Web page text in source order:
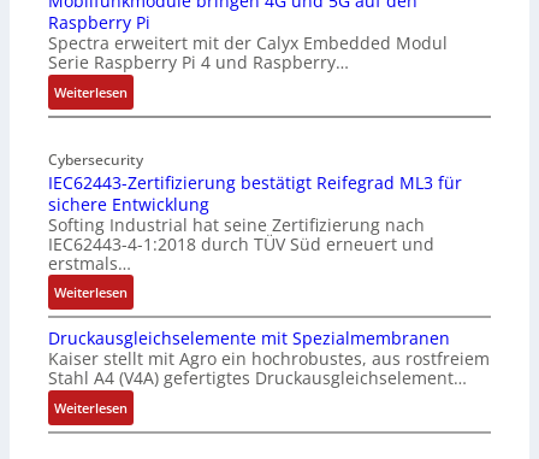
Z
o
l
l
-
n
d
u
s
t
r
i
e
-
P
C
l
ä
Raspberry Pi
Spectra erweitert mit der Calyx Embedded Modul
Serie Raspberry Pi 4 und Raspberry…
Weiterlesen:
M
b
i
l
f
u
n
k
m
o
d
u
l
e
Cybersecurity
IEC62443-Zertifizierung bestätigt Reifegrad ML3 für
sichere Entwicklung
Softing Industrial hat seine Zertifizierung nach
IEC62443-4-1:2018 durch TÜV Süd erneuert und
erstmals…
Weiterlesen:
I
E
6
2
4
Druckausgleichselemente mit Spezialmembranen
Kaiser stellt mit Agro ein hochrobustes, aus rostfreiem
Stahl A4 (V4A) gefertigtes Druckausgleichselement…
Weiterlesen:
D